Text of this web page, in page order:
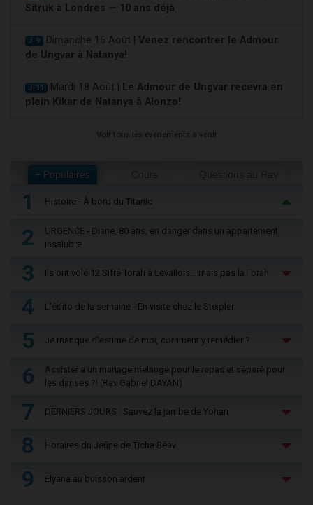
Sitruk à Londres — 10 ans déjà
J-9 Dimanche 16 Août | Venez rencontrer le Admour
de Ungvar à Natanya!
J-11 Mardi 18 Août |
Le Admour de Ungvar recevra en
plein Kikar de Natanya à Alonzo!
Voir tous les événements à venir
+ Populaires
1 Histoire - À bord du Titanic
2
URGENCE - Diane, 80 ans, en danger dans un appartement
insalubre
3 Ils ont volé 12 Sifré Torah à Levallois… mais pas la Torah
4 L'édito de la semaine - En visite chez le Steipler
5 Je manque d'estime de moi, comment y remédier ?
6
Assister à un mariage mélangé pour le repas et séparé pour
les danses ?! (Rav Gabriel DAYAN)
7 DERNIERS JOURS : Sauvez la jambe de Yohan
8 Horaires du Jeûne de Ticha Béav
9 Elyana au buisson ardent